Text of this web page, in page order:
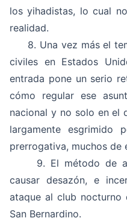
los yihadistas, lo cual
realidad.
8. Una vez más el
civiles en Estados
entrada pone un serio
cómo regular ese
nacional y no solo en el
largamente esgrimido
prerrogativa, muchos de
9. El método de
causar desazón, e
ataque al club nocturno
San Bernardino.